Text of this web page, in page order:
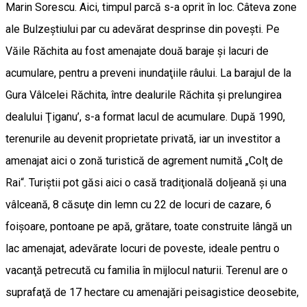
Marin Sorescu. Aici, timpul parcă s-a oprit în loc. Câteva zone
ale Bulzeştiului par cu adevărat desprinse din poveşti. Pe
Văile Răchita au fost amenajate două baraje şi lacuri de
acumulare, pentru a preveni inundaţiile râului. La barajul de la
Gura Vâlcelei Răchita, între dealurile Răchita şi prelungirea
dealului Ţiganu’, s-a format lacul de acumulare. După 1990,
terenurile au devenit proprietate privată, iar un investitor a
amenajat aici o zonă turistică de agrement numită „Colţ de
Rai“. Turiştii pot găsi aici o casă tradiţională doljeană şi una
vâlceană, 8 căsuţe din lemn cu 22 de locuri de cazare, 6
foişoare, pontoane pe apă, grătare, toate construite lângă un
lac amenajat, adevărate locuri de poveste, ideale pentru o
vacanţă petrecută cu familia în mijlocul naturii. Terenul are o
suprafaţă de 17 hectare cu amenajări peisagistice deosebite,